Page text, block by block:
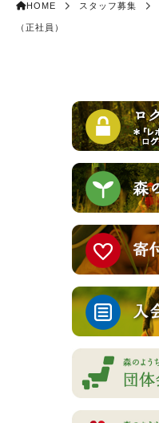
HOME スタッフ募集
（正社員）